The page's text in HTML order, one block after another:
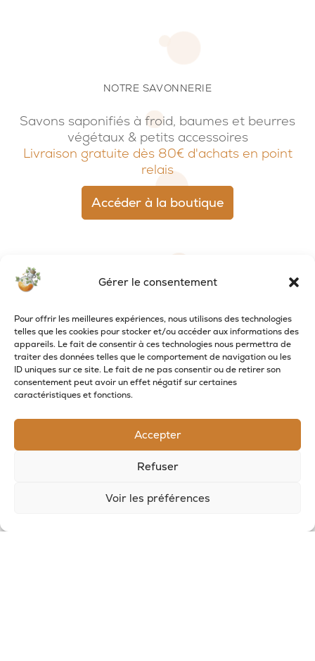
Gérer le consentement
Pour offrir les meilleures expériences, nous utilisons des technologies
telles que les cookies pour stocker et/ou accéder aux informations des
appareils. Le fait de consentir à ces technologies nous permettra de
traiter des données telles que le comportement de navigation ou les
ID uniques sur ce site. Le fait de ne pas consentir ou de retirer son
consentement peut avoir un effet négatif sur certaines
caractéristiques et fonctions.
Accepter
Refuser
Voir les préférences
NOTRE SAVONNERIE
Savons saponifiés à froid, baumes et beurres
végétaux & petits accessoires
Livraison gratuite dès 80€ d'achats en point
relais
Accéder à la boutique
RECEVOIR LES NOUVELLES DE LA SAVONNERIE
Inscrivez-vous à notre newsletter pour
recevoir des offres et suivre nos actus